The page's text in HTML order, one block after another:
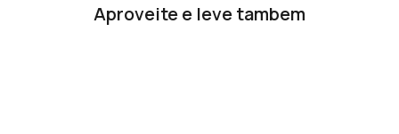
Aproveite e leve tambem